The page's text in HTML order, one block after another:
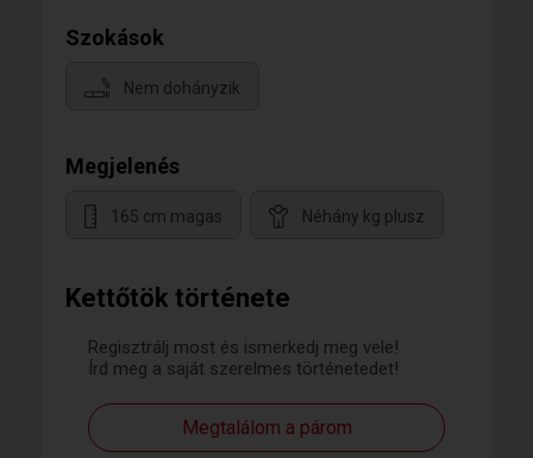
Kettőtök története
Regisztrálj most és ismerkedj meg vele!
Írd meg a saját szerelmes történetedet!
Megtalálom a párom
Szokások
Nem dohányzik
Megjelenés
165 cm magas Néhány kg plusz